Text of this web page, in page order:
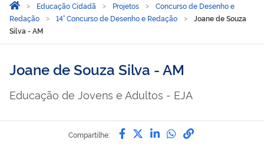
Você está aqui:
Página Inicial
Educação Cidadã Projetos
Concurso de Desenho e
Redação
14° Concurso de Desenho e Redação
Joane de Souza
Silva - AM
Joane de Souza Silva - AM
Educação de Jovens e Adultos - EJA
Compartilhe: Compartilhe por Facebook
Compartilhe por Twitter
Compartilhe por
Compartilhe
link para